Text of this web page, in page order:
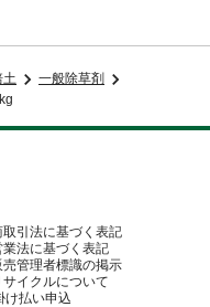
土
一般除草剤
取引法に基づく表記
業法に基づく表記
売管理者標識の掲示
サイクルについて
け払い申込